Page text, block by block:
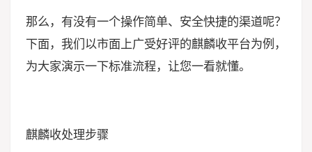
那么，有没有一个操作简单、安全快捷的渠道呢？
下面，我们以市面上广受好评的麒麟收平台为例，
为大家演示一下标准流程，让您一看就懂。
麒麟收处理步骤